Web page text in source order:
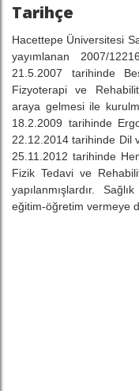
Tarihçe
Hacettepe Üniversitesi
yayımlanan 2007/
21.5.2007 tarihinde
Fizyoterapi ve
araya gelmesi ile
18.2.2009 tarihinde
22.12.2014 tarihinde Dil
25.11.2012 tarihinde
Fizik Tedavi ve
yapılanmışlardır.
eğitim-öğretim vermeye